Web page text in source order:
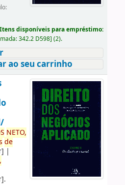
disponíveis para empréstimo:
342.2 D598] (2).
ao seu carrinho
NETO,
de
|
.